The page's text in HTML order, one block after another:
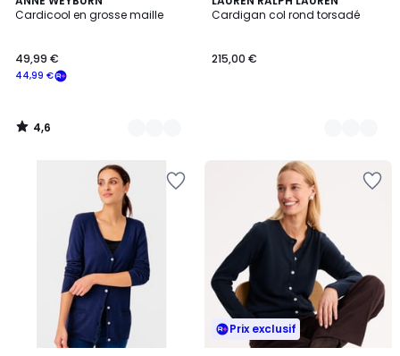
Cardicool en grosse maille
44,99 €
49,99 €
/ 5
Couleurs
4,6
/
Cardigan col rond torsadé
215,00 €
Couleurs
Prix exclusif